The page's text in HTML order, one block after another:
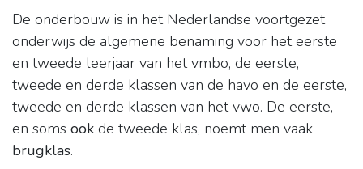
De onderbouw is in het Nederlandse voortgezet
onderwijs de algemene benaming voor het eerste
en tweede leerjaar van het vmbo, de eerste,
tweede en derde klassen van de havo en de eerste,
tweede en derde klassen van het vwo. De eerste,
en soms ook de tweede klas, noemt men vaak
brugklas.